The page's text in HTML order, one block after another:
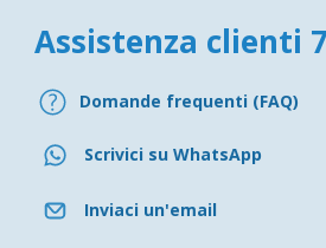
Assistenza clienti
Domande frequenti (FAQ)
Scrivici su WhatsApp
Inviaci un'email